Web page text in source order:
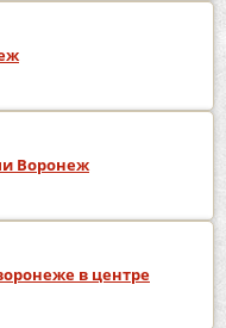
Воронеж
в центре